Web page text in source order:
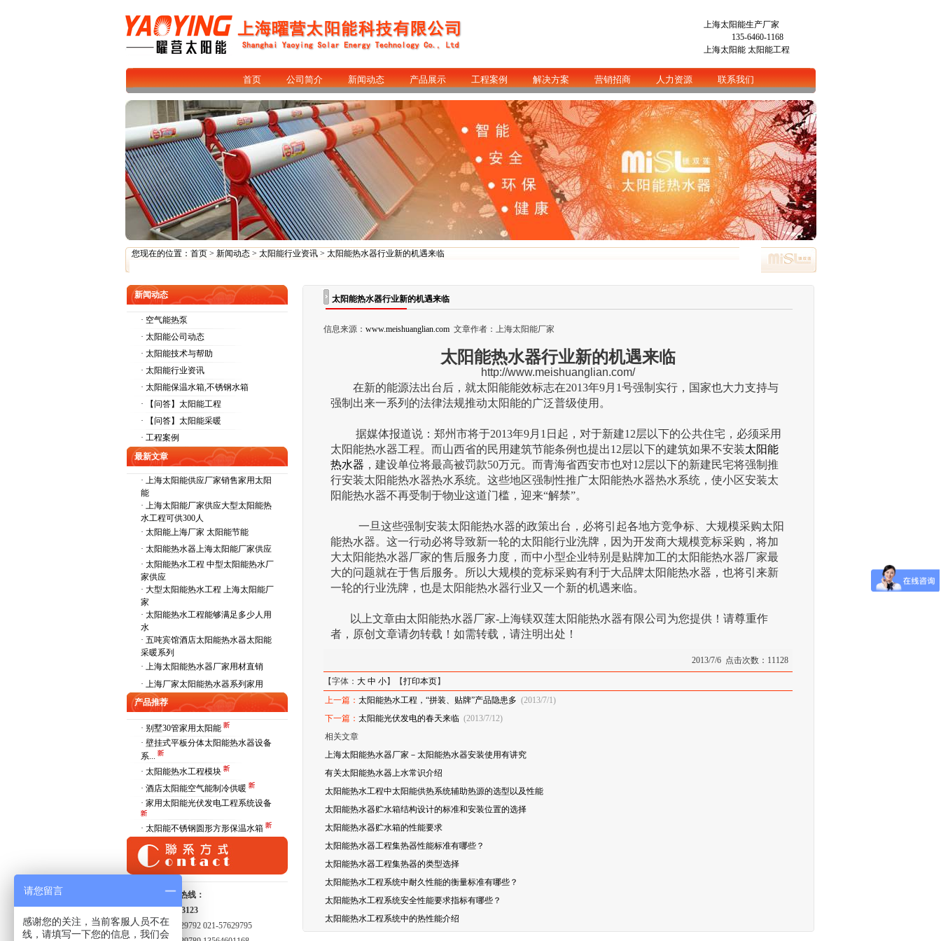
上海太阳能生产厂家
135-6460-1168
上海太阳能 太阳能工程
首页 公司简介 新闻动态 产品展示 工程案例 解决方案 营销招商 人力资源 联系我们
您现在的位置： 首页> 新闻动态> 太阳能行业资讯> 太阳能热水器行业新的机遇来临
新闻动态
· 空气能热泵
· 太阳能公司动态
· 太阳能技术与帮助
· 太阳能行业资讯
· 太阳能保温水箱,不锈钢水箱
· 【问答】太阳能工程
· 【问答】太阳能采暖
· 工程案例
最新文章
· 上海太阳能供应厂家销售家用太阳
能
· 上海太阳能厂家供应大型太阳能热
水工程可供300人
· 太阳能上海厂家 太阳能节能
· 太阳能热水器上海太阳能厂家供应
· 太阳能热水工程 中型太阳能热水厂
家供应
· 大型太阳能热水工程 上海太阳能厂
家
· 太阳能热水工程能够满足多少人用
水
· 五吨宾馆酒店太阳能热水器太阳能
采暖系列
· 上海太阳能热水器厂家用材直销
· 上海厂家太阳能热水器系列家用
产品推荐
· 别墅30管家用太阳能
· 壁挂式平板分体太阳能热水器设备
系...
· 太阳能热水工程模块
· 酒店太阳能空气能制冷供暖
· 家用太阳能光伏发电工程系统设备
· 太阳能不锈钢圆形方形保温水箱
全国服务热线：
15821413123
021-57629792 021-57629795
太阳能热水器行业新的机遇来临
信息来源： www.meishuanglian.com 文章作者：上海太阳能厂家
太阳能热水器行业新的机遇来临
http://www.meishuanglian.com/
在新的能源法出台后，就太阳能能效标志在2013年9月1号强制实行，国家也大力支持与
强制出来一系列的法律法规推动太阳能的广泛普级使用。
据媒体报道说：郑州市将于2013年9月1日起，对于新建12层以下的公共住宅，必须采用
太阳能热水器工程。而山西省的民用建筑节能条例也提出12层以下的建筑如果不安装太阳能
热水器 ，建设单位将最高被罚款50万元。而青海省西安市也对12层以下的新建民宅将强制推
行安装太阳能热水器热水系统。这些地区强制性推广太阳能热水器热水系统，使小区安装太
阳能热水器不再受制于物业这道门槛，迎来“解禁”。
一旦这些强制安装太阳能热水器的政策出台，必将引起各地方竞争标、大规模采购太阳
能热水器。这一行动必将导致新一轮的太阳能行业洗牌，因为开发商大规模竞标采购，将加
大太阳能热水器厂家的售后服务力度，而中小型企业特别是贴牌加工的太阳能热水器厂家最
大的问题就在于售后服务。所以大规模的竞标采购有利于大品牌太阳能热水器，也将引来新
一轮的行业洗牌，也是太阳能热水器行业又一个新的机遇来临。
以上文章由太阳能热水器厂家-上海镁双莲太阳能热水器有限公司为您提供！请尊重作
者，原创文章请勿转载！如需转载，请注明出处！
2013/7/6 点击次数：11128
【字体： 大 中 小】【打印本页】
上一篇： 太阳能热水工程，“拼装、贴牌”产品隐患多 (2013/7/1)
下一篇： 太阳能光伏发电的春天来临 (2013/7/12)
相关文章
上海太阳能热水器厂家－太阳能热水器安装使用有讲究
有关太阳能热水器上水常识介绍
太阳能热水工程中太阳能供热系统辅助热源的选型以及性能
太阳能热水器贮水箱结构设计的标准和安装位置的选择
太阳能热水器贮水箱的性能要求
太阳能热水器工程集热器性能标准有哪些？
太阳能热水器工程集热器的类型选择
太阳能热水工程系统中耐久性能的衡量标准有哪些？
太阳能热水工程系统安全性能要求指标有哪些？
太阳能热水工程系统中的热性能介绍
请您留言
感谢您的关注，当前客服人员不在
线，请填写一下您的信息，我们会